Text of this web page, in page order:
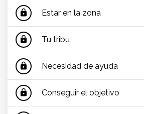
lock Estar en la zona
lock Tu tribu
lock Necesidad de ayuda
lock Conseguir el objetivo